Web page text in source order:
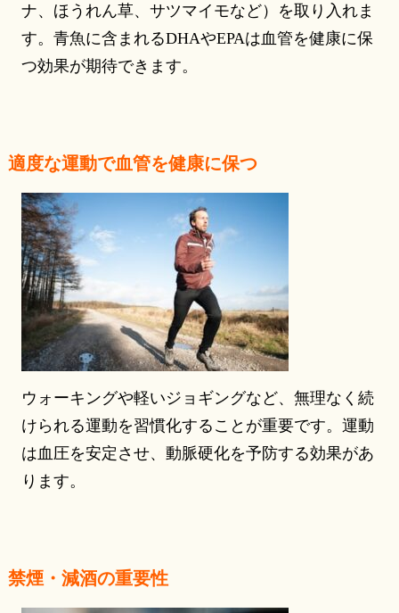
ナ、ほうれん草、サツマイモなど）を取り入れま
す。青魚に含まれるDHAやEPAは血管を健康に保
つ効果が期待できます。
適度な運動で血管を健康に保つ
ウォーキングや軽いジョギングなど、無理なく続
けられる運動を習慣化することが重要です。運動
は血圧を安定させ、動脈硬化を予防する効果があ
ります。
禁煙・減酒の重要性